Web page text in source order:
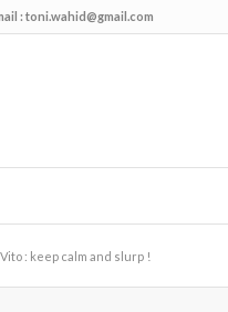
: toni.wahid@gmail.com
Vito : keep calm and slurp !